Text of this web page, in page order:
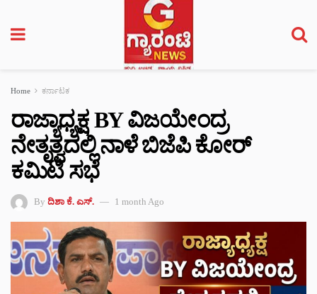
Home ಕರ್ನಾಟಕ
ರಾಜ್ಯಾಧ್ಯಕ್ಷ BY ವಿಜಯೇಂದ್ರ
ನೇತೃತ್ವದಲ್ಲಿ ನಾಳೆ ಬಿಜೆಪಿ ಕೋರ್
ಕಮಿಟಿ ಸಭೆ
By ದಿಶಾ ಕೆ. ಎಸ್. 1 month Ago